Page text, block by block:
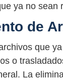
ya no sean
de
que
o
La